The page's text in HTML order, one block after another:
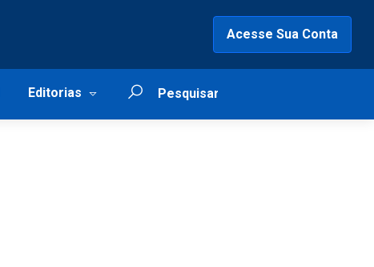
Acesse Sua Conta
Editorias